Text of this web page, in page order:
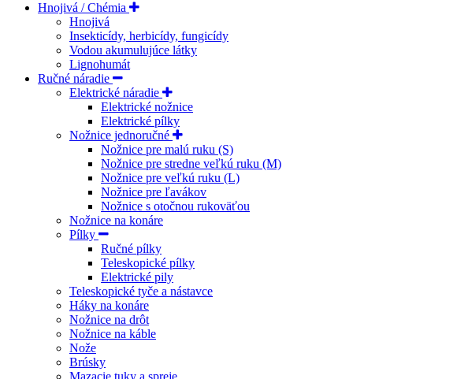
Hnojivá / Chémia
Hnojivá
Insekticídy, herbicídy, fungicídy
Vodou akumulujúce látky
Lignohumát
Ručné náradie
Elektrické náradie
Elektrické nožnice
Elektrické pílky
Nožnice jednoručné
Nožnice pre malú ruku (S)
Nožnice pre stredne veľkú ruku (M)
Nožnice pre veľkú ruku (L)
Nožnice pre ľavákov
Nožnice s otočnou rukoväťou
Nožnice na konáre
Pílky
Ručné pílky
Teleskopické pílky
Elektrické pily
Teleskopické tyče a nástavce
Háky na konáre
Nožnice na drôt
Nožnice na káble
Nože
Brúsky